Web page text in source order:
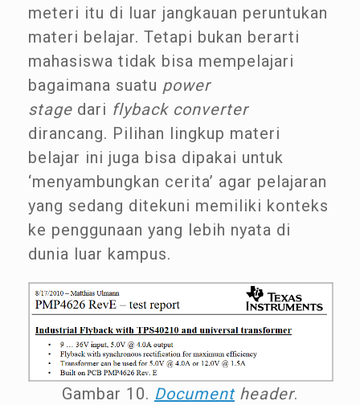
meteri itu di luar jangkauan peruntukan
materi belajar. Tetapi bukan berarti
mahasiswa tidak bisa mempelajari
bagaimana suatu power
stage dari flyback converter
dirancang. Pilihan lingkup materi
belajar ini juga bisa dipakai untuk
‘menyambungkan cerita’ agar pelajaran
yang sedang ditekuni memiliki konteks
ke penggunaan yang lebih nyata di
dunia luar kampus.
Gambar 10. Documentheader.